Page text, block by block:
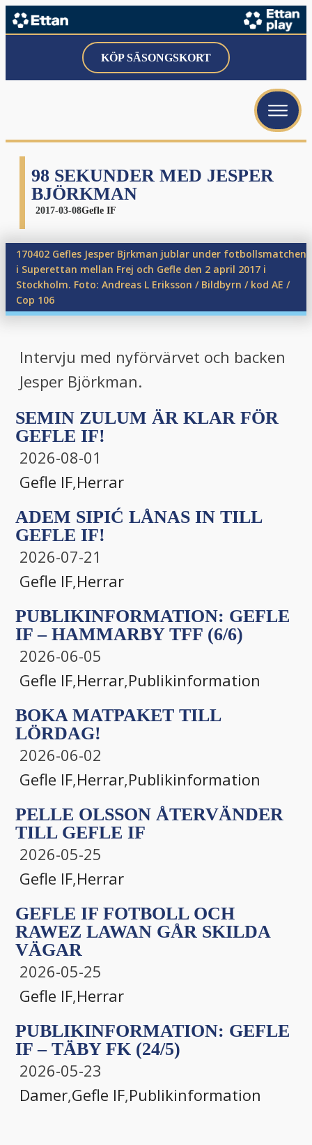
KÖP SÄSONGSKORT
98 SEKUNDER MED JESPER
BJÖRKMAN
2017-03-08Gefle IF
170402 Gefles Jesper Bjrkman jublar under fotbollsmatchen
i Superettan mellan Frej och Gefle den 2 april 2017 i
Stockholm. Foto: Andreas L Eriksson / Bildbyrn / kod AE /
Cop 106
Intervju med nyförvärvet och backen
Jesper Björkman.
SEMIN ZULUM ÄR KLAR FÖR
GEFLE IF!
2026-08-01
Gefle IF,Herrar
ADEM SIPIĆ LÅNAS IN TILL
GEFLE IF!
2026-07-21
Gefle IF,Herrar
PUBLIKINFORMATION: GEFLE
IF – HAMMARBY TFF (6/6)
2026-06-05
Gefle IF,Herrar,Publikinformation
BOKA MATPAKET TILL
LÖRDAG!
2026-06-02
Gefle IF,Herrar,Publikinformation
PELLE OLSSON ÅTERVÄNDER
TILL GEFLE IF
2026-05-25
Gefle IF,Herrar
GEFLE IF FOTBOLL OCH
RAWEZ LAWAN GÅR SKILDA
VÄGAR
2026-05-25
Gefle IF,Herrar
PUBLIKINFORMATION: GEFLE
IF – TÄBY FK (24/5)
2026-05-23
Damer,Gefle IF,Publikinformation